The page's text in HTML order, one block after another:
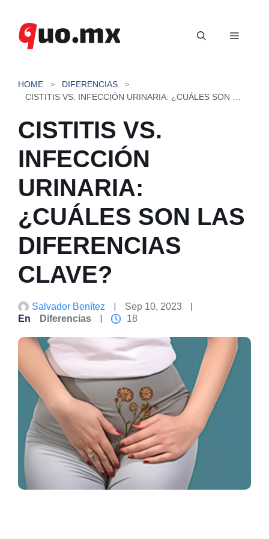
contenido
Menú
HOME
DIFERENCIAS
CISTITIS VS.
INFECCIÓN
URINARIA:
¿CUÁLES SON LAS
DIFERENCIAS
CLAVE?
Salvador Benítez
Sep 10, 2023
En
Diferencias 18